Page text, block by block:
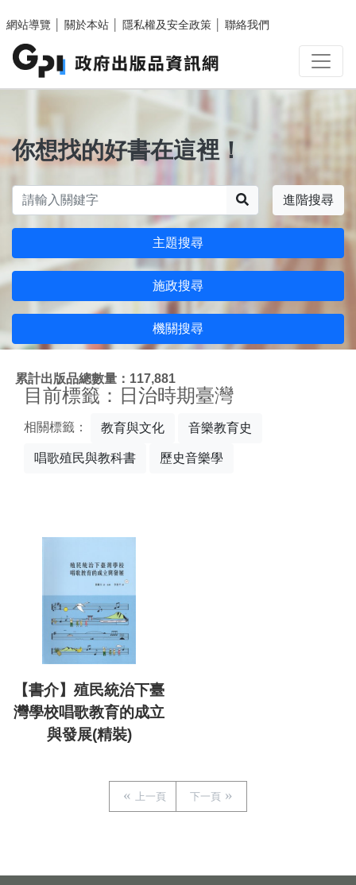
網站導覽
關於本站 隱私權及安全政策 聯絡我們
你想找的好書在這裡！
進階搜尋
主題搜尋
施政搜尋
機關搜尋
累計出版品總數量：117,881
目前標籤：日治時期臺灣
相關標籤： 教育與文化 音樂教育史
唱歌殖民與教科書 歷史音樂學
【書介】殖民統治下臺
灣學校唱歌教育的成立
與發展(精裝)
上一頁 下一頁